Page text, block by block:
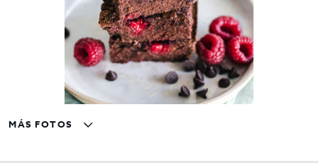
MÁS FOTOS